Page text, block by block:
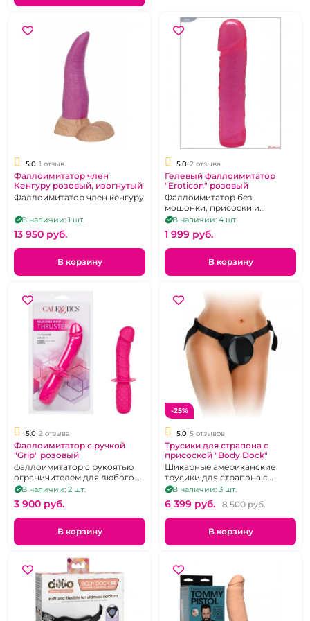
5.0 1 отзыв
Фаллоимитатор член
Кенгуру розовый, изогнутый
Фаллоимитатор член кенгуру
В наличии: 1 шт.
13 950 pуб.
В корзину
5.0 2 отзыва
Гелевый фаллоимитатор
"Eroticon" розовый
Фаллоимитатор без
мошонки, присоски и
вибрации из геля розового
цвета. Размер 16,5 х 3 см.
В наличии: 4 шт.
1 999 pуб.
В корзину
5.0 2 отзыва
Фаллоимитатор с ручкой
"Grip" розовый
фаллоимитатор с рукоятью
ограничителем для любого
вида секса. 11,5 см.
В наличии: 2 шт.
3 900 pуб.
В корзину
-25%
5.0 5 отзывов
Трусики для страпона с
присоской "Body Dock"
Шикарные американские
трусики для страпона с
платформой
В наличии: 3 шт.
6 399 pуб. 8 500 pуб.
В корзину